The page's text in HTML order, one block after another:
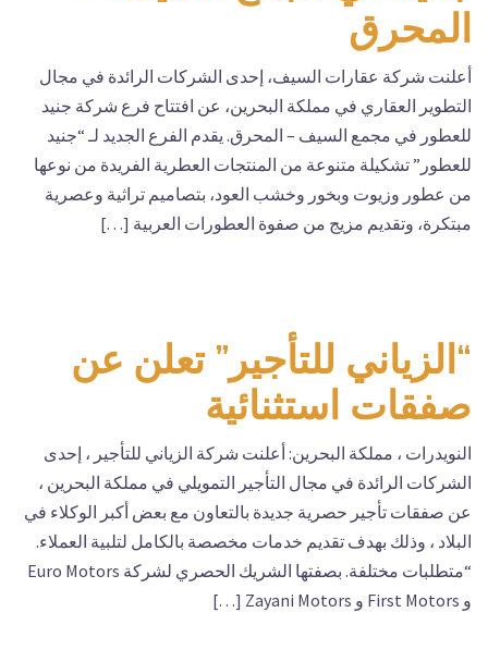
المحرق
أعلنت شركة عقارات السيف، إحدى الشركات الرائدة في مجال
التطوير العقاري في مملكة البحرين، عن افتتاح فرع شركة جنيد
للعطور في مجمع السيف – المحرق. يقدم الفرع الجديد لـ “جنيد
للعطور” تشكيلة متنوعة من المنتجات العطرية الفريدة من نوعها
من عطور وزيوت وبخور وخشب العود، بتصاميم تراثية وعصرية
مبتكرة، وتقديم مزيج من صفوة العطورات العربية […]
“الزياني للتأجير” تعلن عن
صفقات استثنائية
النويدرات ، مملكة البحرين: أعلنت شركة الزياني للتأجير ، إحدى
الشركات الرائدة في مجال التأجير التمويلي في مملكة البحرين ،
عن صفقات تأجير حصرية جديدة بالتعاون مع بعض أكبر الوكلاء في
البلاد ، وذلك بهدف تقديم خدمات مخصصة بالكامل لتلبية العملاء.
“متطلبات مختلفة. بصفتها الشريك الحصري لشركة Euro Motors
و First Motors و Zayani Motors […]